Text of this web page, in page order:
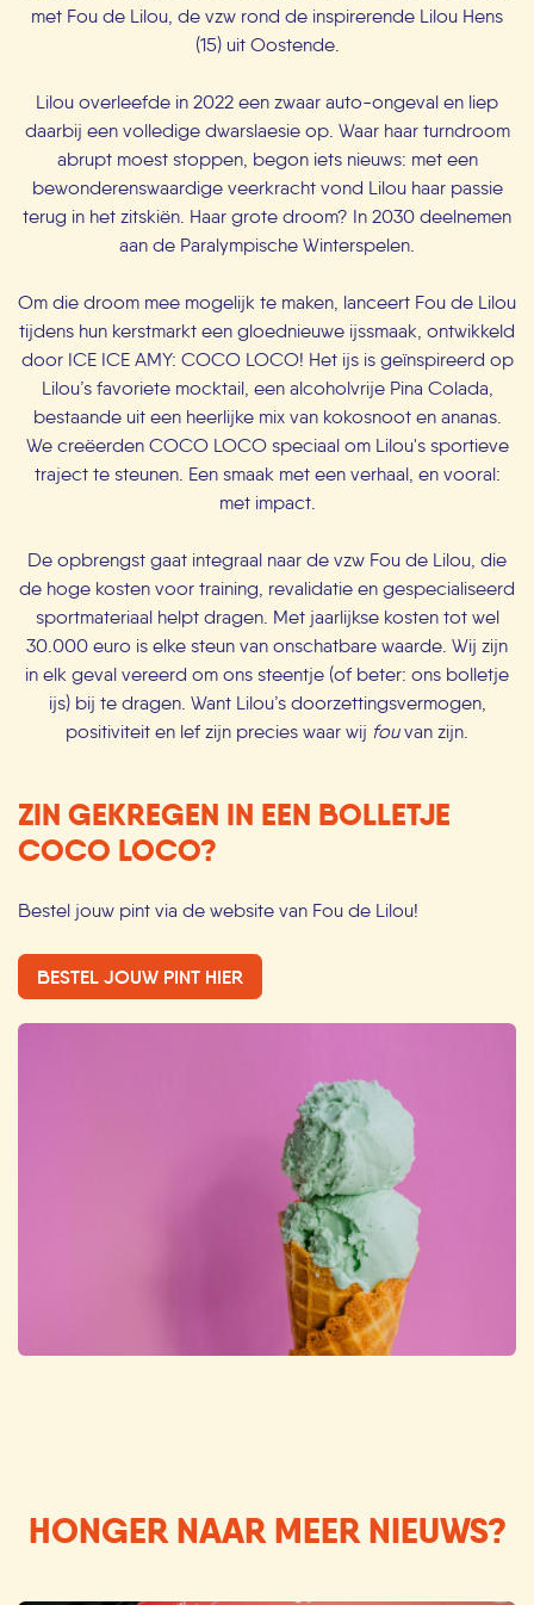
met Fou de Lilou, de vzw rond de inspirerende Lilou Hens
(15) uit Oostende.
Lilou overleefde in 2022 een zwaar auto-ongeval en liep
daarbij een volledige dwarslaesie op. Waar haar turndroom
abrupt moest stoppen, begon iets nieuws: met een
bewonderenswaardige veerkracht vond Lilou haar passie
terug in het zitskiën. Haar grote droom? In 2030 deelnemen
aan de Paralympische Winterspelen.
Om die droom mee mogelijk te maken, lanceert Fou de Lilou
tijdens hun kerstmarkt een gloednieuwe ijssmaak, ontwikkeld
door ICE ICE AMY: COCO LOCO! Het ijs is geïnspireerd op
Lilou’s favoriete mocktail, een alcoholvrije Pina Colada,
bestaande uit een heerlijke mix van kokosnoot en ananas.
We creëerden COCO LOCO speciaal om Lilou's sportieve
traject te steunen. Een smaak met een verhaal, en vooral:
met impact.
De opbrengst gaat integraal naar de vzw Fou de Lilou, die
de hoge kosten voor training, revalidatie en gespecialiseerd
sportmateriaal helpt dragen. Met jaarlijkse kosten tot wel
30.000 euro is elke steun van onschatbare waarde. Wij zijn
in elk geval vereerd om ons steentje (of beter: ons bolletje
ijs) bij te dragen. Want Lilou’s doorzettingsvermogen,
positiviteit en lef zijn precies waar wij fouvan zijn.
ZIN GEKREGEN IN EEN BOLLETJE
COCO LOCO?
Bestel jouw pint via de website van Fou de Lilou!
BESTEL JOUW PINT HIER
HONGER NAAR MEER NIEUWS?